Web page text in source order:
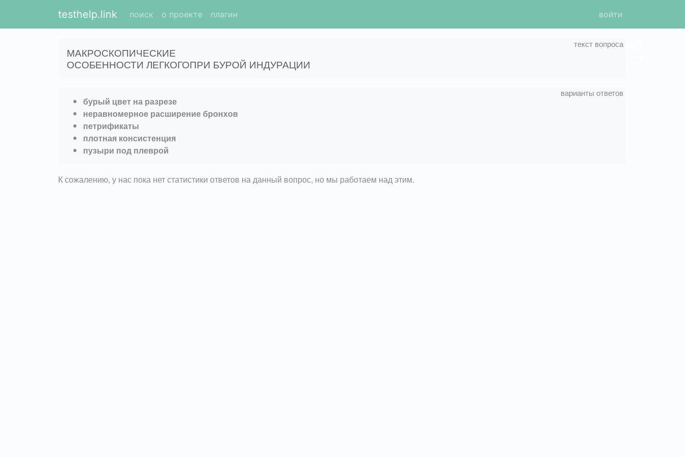
testhelp.link поиск о проекте плагин войти
МАКРОСКОПИЧЕСКИЕ
ОСОБЕННОСТИ ЛЕГКОГОПРИ БУРОЙ ИНДУРАЦИИ
бурый цвет на разрезе
неравномерное расширение бронхов
петрификаты
плотная консистенция
пузыри под плеврой
К сожалению, у нас пока нет статистики ответов на данный вопрос, но мы работаем над этим.